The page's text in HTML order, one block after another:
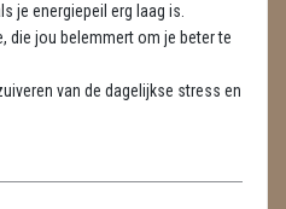
je energiepeil erg laag is.
die jou belemmert om je beter te
van de dagelijkse stress en